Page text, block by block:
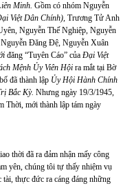
Minh. Gồm có nhóm Nguyễn
Việt Dân Chính), Trương Tử Anh
Nguyễn Thế Nghiệp, Nguyễn
Nguyễn Đăng Đệ, Nguyễn Xuân
đăng “Tuyên Cáo” của Đại Việt
Mệnh Ủy Viên Hội ra mắt tại Bờ
đã thành lập Ủy Hội Hành Chính
Bắc Kỳ. Nhưng ngày 19/3/1945,
mới thành lập tám ngày
thời đã ra đảm nhận mấy công
yên, chúng tôi tự thấy nhiệm vụ
tài, thực đức ra cáng đáng những